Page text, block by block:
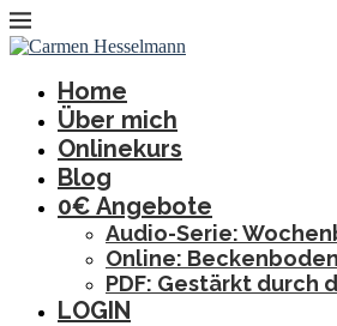
Home
Über mich
Onlinekurs
Blog
0€ Angebote
Audio-Serie:
Online:
PDF: Gestärkt durch
LOGIN